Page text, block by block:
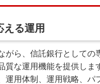
える運用
がら、信託銀行として
な運用機能を提供しま
運用体制、運用戦略、パ